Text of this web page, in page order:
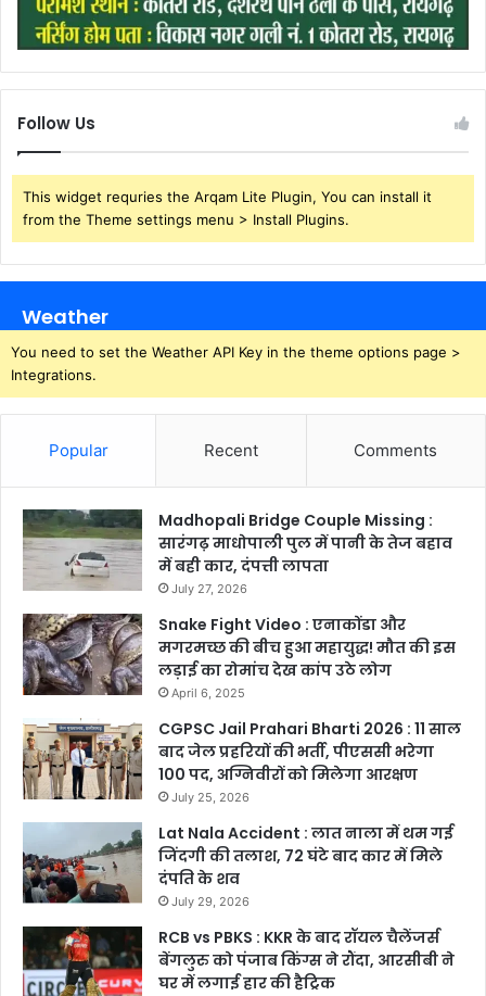
Follow Us
This widget requries the Arqam Lite Plugin, You can install it
from the Theme settings menu > Install Plugins.
Weather
You need to set the Weather API Key in the theme options page >
Integrations.
Popular Recent Comments
Madhopali Bridge Couple Missing :
सारंगढ़ माधोपाली पुल में पानी के तेज बहाव
में बही कार, दंपत्ती लापता
July 27, 2026
Snake Fight Video : एनाकोंडा और
मगरमच्छ की बीच हुआ महायुद्ध! मौत की इस
लड़ाई का रोमांच देख कांप उठे लोग
April 6, 2025
CGPSC Jail Prahari Bharti 2026 : 11 साल
बाद जेल प्रहरियों की भर्ती, पीएससी भरेगा
100 पद, अग्निवीरों को मिलेगा आरक्षण
July 25, 2026
Lat Nala Accident : लात नाला में थम गई
जिंदगी की तलाश, 72 घंटे बाद कार में मिले
दंपति के शव
July 29, 2026
RCB vs PBKS : KKR के बाद रॉयल चैलेंजर्स
बेंगलुरु को पंजाब किंग्स ने रौंदा, आरसीबी ने
घर में लगाई हार की हैट्रिक